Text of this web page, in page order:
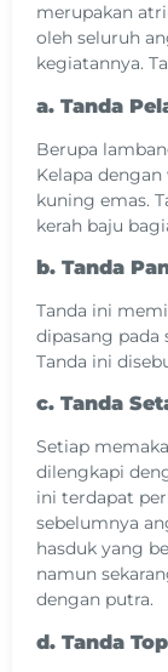
merupakan
oleh seluruh
kegiatannya.
a. Tanda
Berupa
Kelapa
kuning emas.
kerah baju
b. Tanda
Tanda ini
dipasang pada
Tanda ini
c. Tanda
Setiap
dilengkapi
ini terdapat
sebelumnya
hasduk yang
namun
dengan putra.
d. Tanda